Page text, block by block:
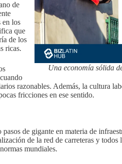
Una economía sólida
de
en los
que
de los
ricas.
razonables. Además, la cultura
fricciones en ese sentido.
de gigante en materia de
de la red de carreteras y
mundiales.